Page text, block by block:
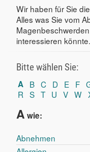
Wir haben für Sie
Alles was Sie vom
interessieren könnte.
Bitte wählen Sie:
A B C D E F
R S T U V W
A wie:
Abnehmen